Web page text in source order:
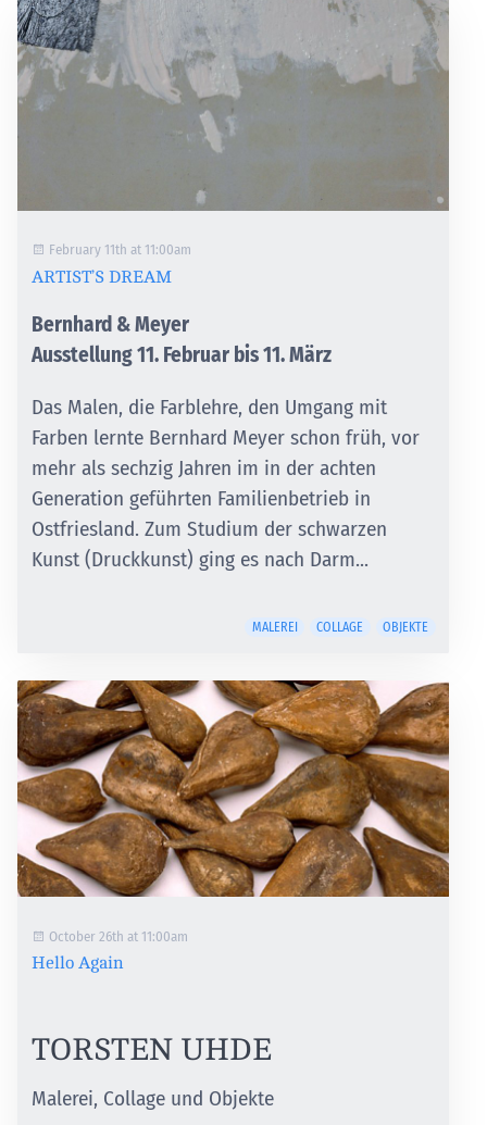
February 11th at 11:00am
ARTIST’S DREAM
Bernhard & Meyer
Ausstellung 11. Februar bis 11. März
Das Malen, die Farblehre, den Umgang mit
Farben lernte Bernhard Meyer schon früh, vor
mehr als sechzig Jahren im in der achten
Generation geführten Familienbetrieb in
Ostfriesland. Zum Studium der schwarzen
Kunst (Druckkunst) ging es nach Darm...
MALEREI COLLAGE OBJEKTE
October 26th at 11:00am
Hello Again
TORSTEN UHDE
Malerei, Collage und Objekte